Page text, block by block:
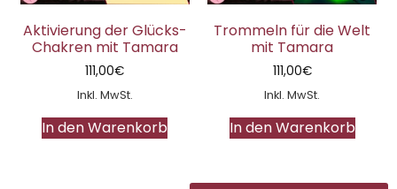
Aktivierung der Glücks-
Chakren mit Tamara
111,00€
Inkl. MwSt.
In den Warenkorb
Trommeln für die Welt
mit Tamara
111,00€
Inkl. MwSt.
In den Warenkorb